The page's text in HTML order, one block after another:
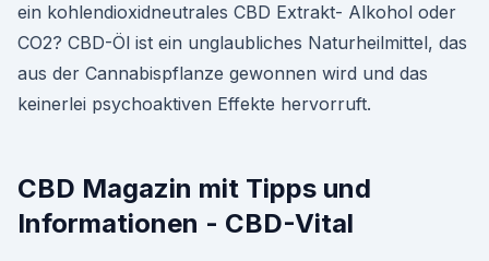
ein kohlendioxidneutrales CBD Extrakt- Alkohol oder
CO2? CBD-Öl ist ein unglaubliches Naturheilmittel, das
aus der Cannabispflanze gewonnen wird und das
keinerlei psychoaktiven Effekte hervorruft.
CBD Magazin mit Tipps und
Informationen - CBD-Vital